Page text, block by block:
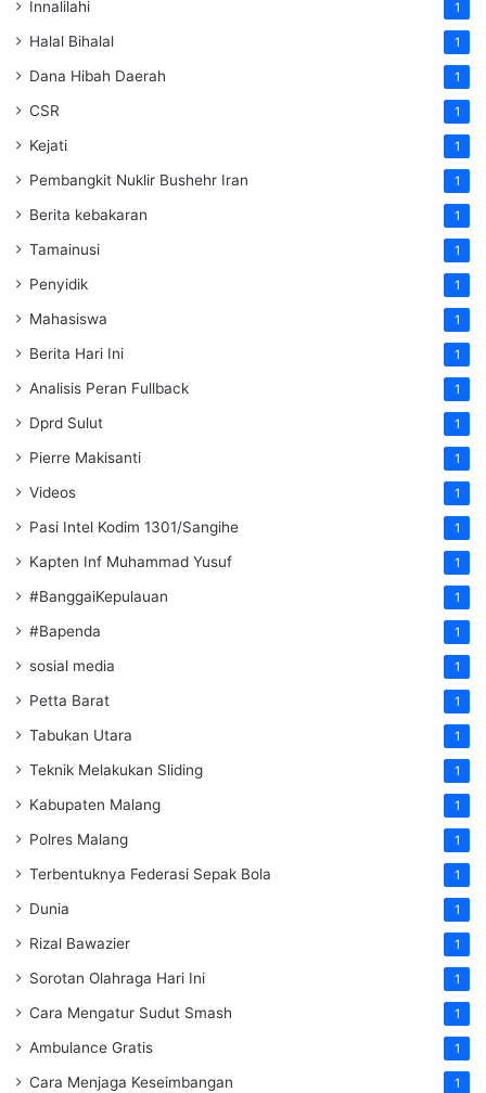
Innalilahi 1
Halal Bihalal 1
Dana Hibah Daerah 1
CSR 1
Kejati 1
Pembangkit Nuklir Bushehr Iran 1
Berita kebakaran 1
Tamainusi 1
Penyidik 1
Mahasiswa 1
Berita Hari Ini 1
Analisis Peran Fullback 1
Dprd Sulut 1
Pierre Makisanti 1
Videos 1
Pasi Intel Kodim 1301/Sangihe 1
Kapten Inf Muhammad Yusuf 1
#BanggaiKepulauan 1
#Bapenda 1
sosial media 1
Petta Barat 1
Tabukan Utara 1
Teknik Melakukan Sliding 1
Kabupaten Malang 1
Polres Malang 1
Terbentuknya Federasi Sepak Bola 1
Dunia 1
Rizal Bawazier 1
Sorotan Olahraga Hari Ini 1
Cara Mengatur Sudut Smash 1
Ambulance Gratis 1
Cara Menjaga Keseimbangan 1